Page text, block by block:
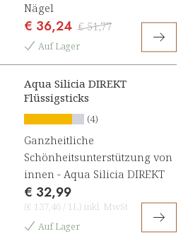
Nägel
€ 36,24 € 51,77
Auf Lager
Aqua Silicia DIREKT
Flüssigsticks
(4)
Ganzheitliche
Schönheitsunterstützung von
innen - Aqua Silicia DIREKT
€ 32,99
(€ 137,46 / 1L) inkl. MwSt
Auf Lager